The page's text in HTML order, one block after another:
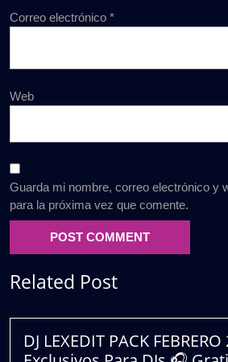
Correo electrónico *
Web
Guarda mi nombre, correo electrónico y
para la próxima vez que comente.
Related Post
DJ LEXEDIT PACK